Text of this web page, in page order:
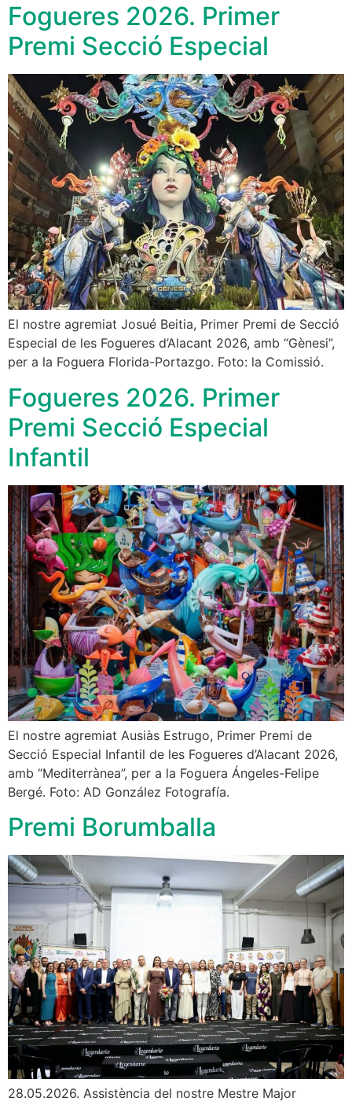
Fogueres 2026. Primer
Premi Secció Especial
El nostre agremiat Josué Beitia, Primer Premi de Secció
Especial de les Fogueres d’Alacant 2026, amb “Gènesi”,
per a la Foguera Florida-Portazgo. Foto: la Comissió.
Fogueres 2026. Primer
Premi Secció Especial
Infantil
El nostre agremiat Ausiàs Estrugo, Primer Premi de
Secció Especial Infantil de les Fogueres d’Alacant 2026,
amb “Mediterrànea”, per a la Foguera Ángeles-Felipe
Bergé. Foto: AD González Fotografía.
Premi Borumballa
28.05.2026. Assistència del nostre Mestre Major